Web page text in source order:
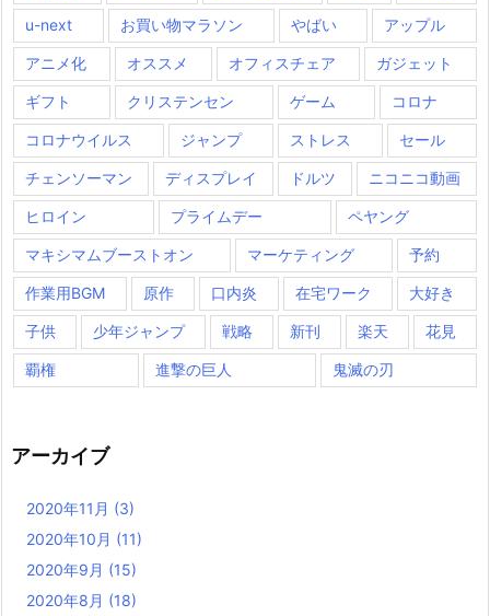
u-next
お買い物マラソン やばい アップル
アニメ化 オススメ オフィスチェア ガジェット
ギフト クリステンセン ゲーム コロナ
コロナウイルス ジャンプ ストレス セール
チェンソーマン ディスプレイ ドルツ ニコニコ動画
ヒロイン プライムデー ペヤング
マキシマムブーストオン マーケティング 予約
作業用BGM 原作 口内炎 在宅ワーク 大好き
子供 少年ジャンプ 戦略 新刊 楽天 花見
覇権 進撃の巨人 鬼滅の刃
アーカイブ
2020年11月 (3)
2020年10月 (11)
2020年9月 (15)
2020年8月 (18)